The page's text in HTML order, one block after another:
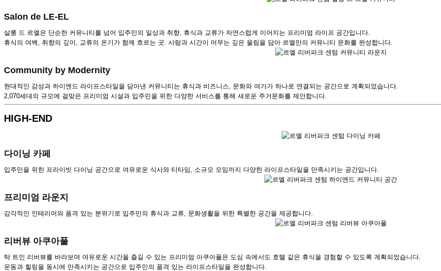
Salon de LE-EL
살롱 드 르엘은 단순한 커뮤니티를 넘어 입주민의 일상과 취향, 휴식과 교류가 자연스럽게 이어지는 프리미엄 라이프 공간입니다.
휴식의 여백, 취향의 깊이, 교류의 온기가 함께 흐르는 곳. 사람과 시간이 머무는 깊은 울림을 담아 르엘만의 커뮤니티 문화를 완성합니다.
Community by Modernity
현대적인 감성과 하이엔드 라이프스타일을 담아낸 커뮤니티는 휴식과 비즈니스, 문화와 여가가 하나로 연결되는 공간으로 계획되었습니다.
2,070세대의 규모에 걸맞은 프리미엄 시설과 입주민을 위한 다양한 서비스를 통해 새로운 주거문화를 제안합니다.
HIGH-END
다이닝 카페
입주민을 위한 프라이빗 다이닝 공간으로 여유로운 식사와 티타임, 소규모 모임까지 다양한 라이프스타일을 만족시키는 공간입니다.
프리미엄 라운지
감각적인 인테리어와 품격 있는 분위기로 입주민의 휴식과 교류, 문화생활을 위한 특별한 공간을 제공합니다.
리버뷰 아쿠아풀
탁 트인 리버뷰를 바라보며 여유로운 시간을 즐길 수 있는 프리미엄 아쿠아풀은 도심 속에서도 호텔 같은 휴식을 경험할 수 있도록 계획되었습니다.
운동과 힐링을 동시에 만족시키는 공간으로 입주민의 품격 있는 라이프스타일을 완성합니다.